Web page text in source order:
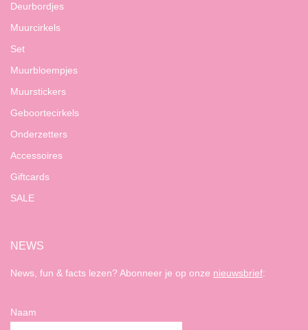
Deurbordjes
Muurcirkels
Set
Muurbloempjes
Muurstickers
Geboortecirkels
Onderzetters
Accessoires
Giftcards
SALE
NEWS
News, fun & facts lezen? Abonneer je op onze nieuwsbrief:
Naam